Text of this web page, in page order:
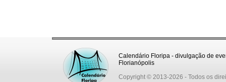
Calendário Floripa - divulgação de
Florianópolis
Copyright © 2013-2026 - Todos os